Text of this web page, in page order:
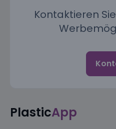
Kontaktieren
PlasticApp